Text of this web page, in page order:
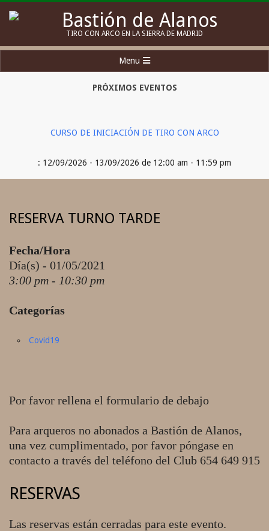
Bastión
de
Alanos
TIRO CON ARCO EN LA SIERRA DE MADRID
Navigation
Menu
PRÓXIMOS EVENTOS
CURSO DE INICIACIÓN DE TIRO CON ARCO
: 12/09/2026 - 13/09/2026 de 12:00 am - 11:59 pm
RESERVA TURNO TARDE
Fecha/Hora
Día(s) - 01/05/2021
3:00 pm - 10:30 pm
Categorías
Covid19
Por favor rellena el formulario de debajo
Para arqueros no abonados a Bastión de Alanos,
una vez cumplimentado, por favor póngase en
contacto a través del teléfono del Club 654 649 915
RESERVAS
Las reservas están cerradas para este evento.